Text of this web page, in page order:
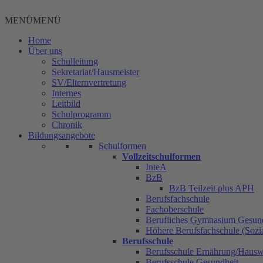
Inhalt
MENÜMENÜ
Home
Über uns
Schulleitung
Sekretariat/Hausmeister
SV/Elternvertretung
Internes
Leitbild
Schulprogramm
Chronik
Bildungsangebote
Schulformen
Vollzeitschulformen
InteA
BzB
BzB Teilzeit plus APH
Berufsfachschule
Fachoberschule
Berufliches Gymnasium
Höhere Berufsfachschule
Berufsschule
Berufsschule Ernährung/